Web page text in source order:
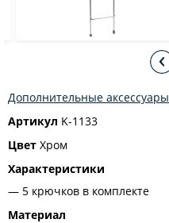
Дополнительные аксессуары
Артикул K-1133
Цвет Хром
Характеристики
5 крючков в комплекте
Материал